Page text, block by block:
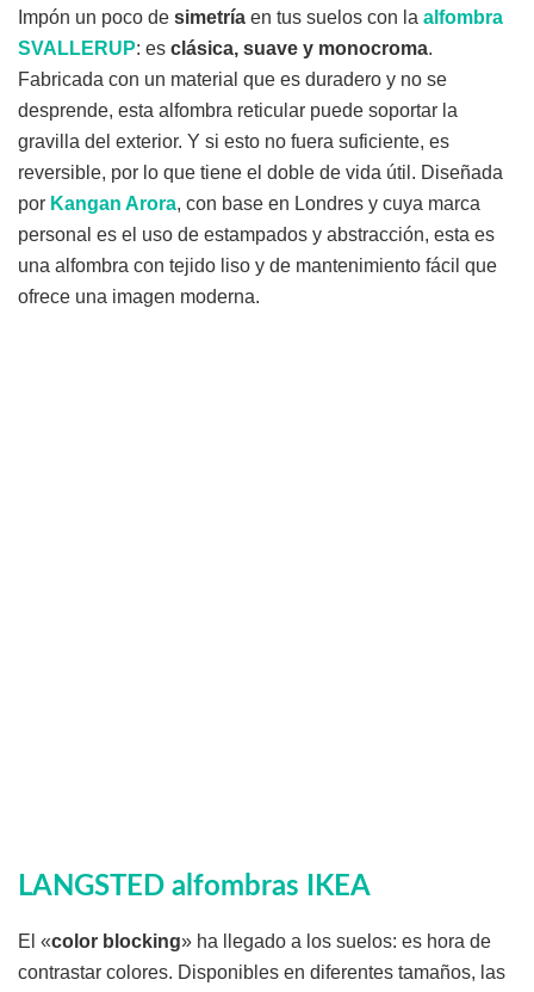
Impón un poco de simetría en tus suelos con la alfombra
SVALLERUP: es clásica, suave y monocroma.
Fabricada con un material que es duradero y no se
desprende, esta alfombra reticular puede soportar la
gravilla del exterior. Y si esto no fuera suficiente, es
reversible, por lo que tiene el doble de vida útil. Diseñada
por Kangan Arora, con base en Londres y cuya marca
personal es el uso de estampados y abstracción, esta es
una alfombra con tejido liso y de mantenimiento fácil que
ofrece una imagen moderna.
LANGSTED alfombras IKEA
El «color blocking» ha llegado a los suelos: es hora de
contrastar colores. Disponibles en diferentes tamaños, las